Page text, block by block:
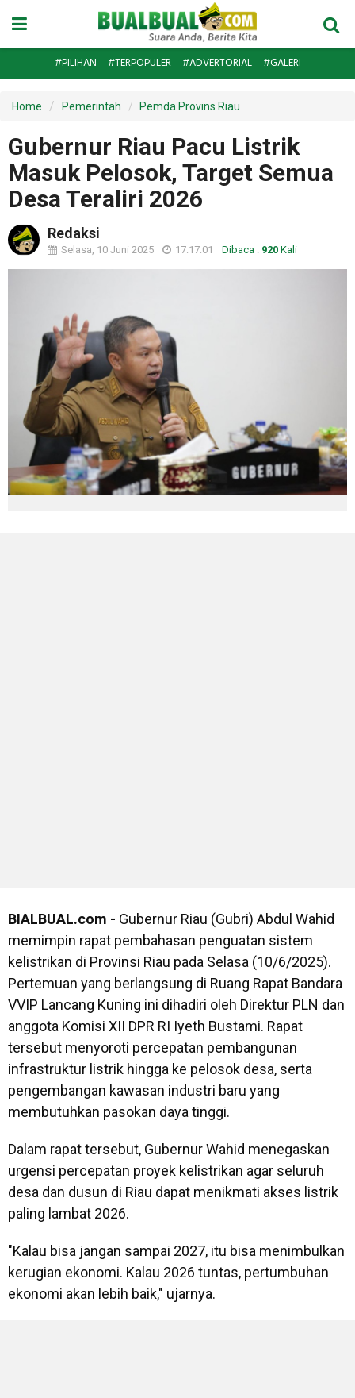
#PILIHAN #TERPOPULER #ADVERTORIAL #GALERI
Home Pemerintah Pemda Provins Riau
Gubernur Riau Pacu Listrik
Masuk Pelosok, Target Semua
Desa Teraliri 2026
Redaksi
Selasa, 10 Juni 2025 17:17:01 Dibaca : 920 Kali
BIALBUAL.com - Gubernur Riau (Gubri) Abdul Wahid
memimpin rapat pembahasan penguatan sistem
kelistrikan di Provinsi Riau pada Selasa (10/6/2025).
Pertemuan yang berlangsung di Ruang Rapat Bandara
VVIP Lancang Kuning ini dihadiri oleh Direktur PLN dan
anggota Komisi XII DPR RI Iyeth Bustami. Rapat
tersebut menyoroti percepatan pembangunan
infrastruktur listrik hingga ke pelosok desa, serta
pengembangan kawasan industri baru yang
membutuhkan pasokan daya tinggi.
Dalam rapat tersebut, Gubernur Wahid menegaskan
urgensi percepatan proyek kelistrikan agar seluruh
desa dan dusun di Riau dapat menikmati akses listrik
paling lambat 2026.
"Kalau bisa jangan sampai 2027, itu bisa menimbulkan
kerugian ekonomi. Kalau 2026 tuntas, pertumbuhan
ekonomi akan lebih baik," ujarnya.